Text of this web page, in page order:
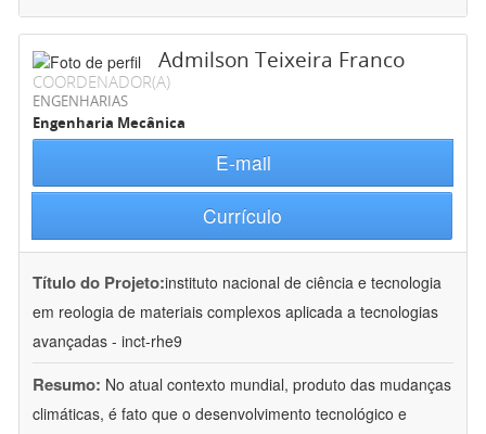
Admilson Teixeira Franco
COORDENADOR(A)
ENGENHARIAS
Engenharia Mecânica
E-mail
Currículo
Título do Projeto:instituto nacional de ciência e tecnologia
em reologia de materiais complexos aplicada a tecnologias
avançadas - inct-rhe9
Resumo: No atual contexto mundial, produto das mudanças
climáticas, é fato que o desenvolvimento tecnológico e